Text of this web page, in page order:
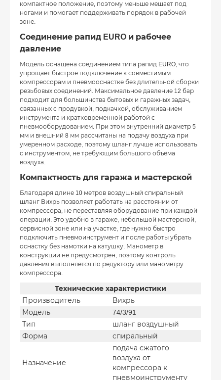
компактное положение, поэтому меньше мешает под
ногами и помогает поддерживать порядок в рабочей
зоне.
Соединение рапид EURO и рабочее
давление
Модель оснащена соединением типа рапид EURO, что
упрощает быстрое подключение к совместимым
компрессорам и пневмооснастке без длительной сборки
резьбовых соединений. Максимальное давление 12 бар
подходит для большинства бытовых и гаражных задач,
связанных с продувкой, подкачкой, обслуживанием
инструмента и кратковременной работой с
пневмооборудованием. При этом внутренний диаметр 5
мм и внешний 8 мм рассчитаны на подачу воздуха при
умеренном расходе, поэтому шланг лучше использовать
с инструментом, не требующим большого объёма
воздуха.
Компактность для гаража и мастерской
Благодаря длине 10 метров воздушный спиральный
шланг Вихрь позволяет работать на расстоянии от
компрессора, не переставляя оборудование при каждой
операции. Это удобно в гараже, небольшой мастерской,
сервисной зоне или на участке, где нужно быстро
подключить пневмоинструмент и после работы убрать
оснастку без намотки на катушку. Манометр в
конструкции не предусмотрен, поэтому контроль
давления выполняется по редуктору или манометру
компрессора.
Технические характеристики
Производитель
Вихрь
Модель
74/3/91
Тип
шланг воздушный
Форма
спиральный
Назначение
подача сжатого
воздуха от
компрессора к
пневмоинструменту